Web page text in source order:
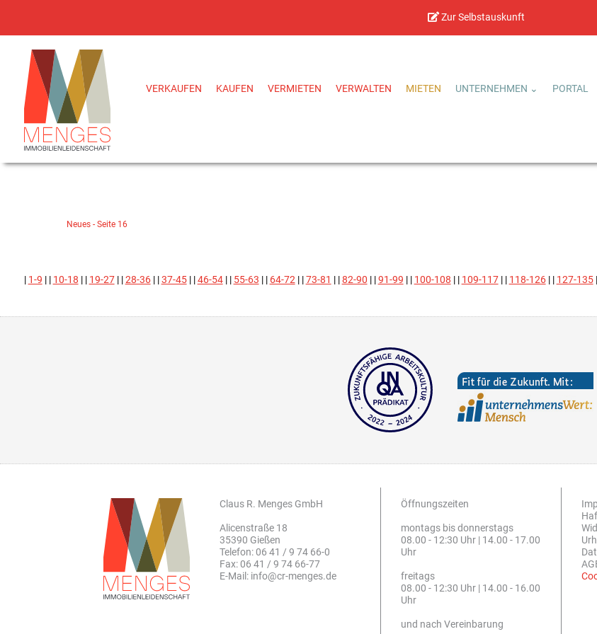
Zur Selbstauskunft
VERKAUFEN KAUFEN VERMIETEN VERWALTEN MIETEN UNTERNEHMEN PORTAL
Neues - Seite 16
| 1-9 | | 10-18 | | 19-27| |28-36| |37-45| |46-54| | 55-63 | | 64-72| |73-81 | |82-90 | |91-99 | | 100-108 | | 109-117| | 118-126| | 127-135
Claus R. Menges GmbH
Alicenstraße 18
35390 Gießen
Telefon: 06 41 / 9 74 66-0
Fax: 06 41 / 9 74 66-77
E-Mail: info@cr-menges.de
Öffnungszeiten
montags bis donnerstags
08.00 - 12:30 Uhr | 14.00 - 17.00
Uhr
freitags
08.00 - 12:30 Uhr | 14.00 - 16.00
Uhr
und nach Vereinbarung